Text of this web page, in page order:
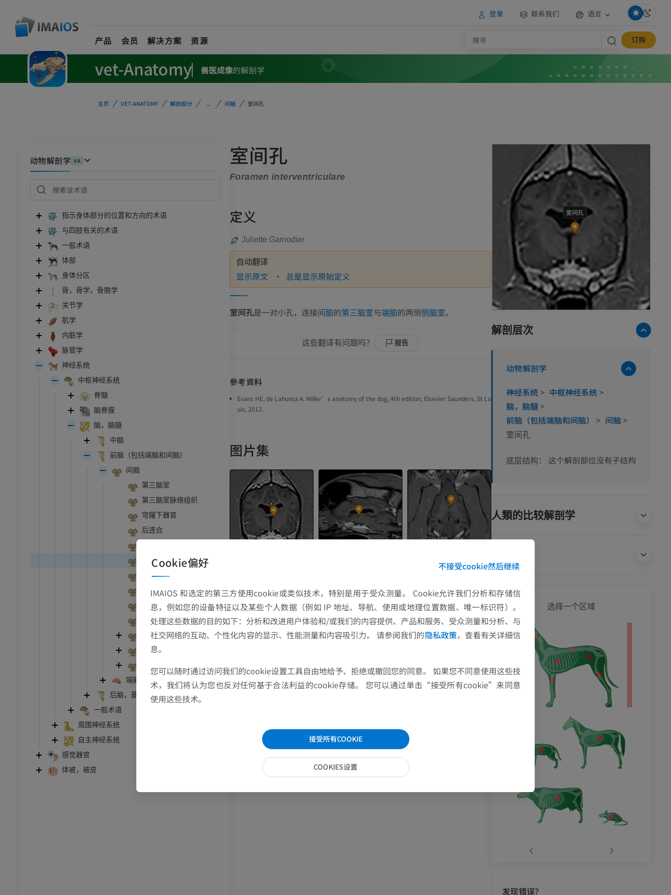
登录 联系我们 语言
产品 会员 解决方案 资源 订购
vet-Anatomy 兽医成像的解剖学
主页 VET-ANATOMY 解剖部分 ... 间脑 室间孔
动物解剖学 VA
指示身体部分的位置和方向的术语
与四肢有关的术语
一般术语
体部
身体分区
骨，骨学，骨骼学
关节学
肌学
内脏学
脉管学
神经系统
中枢神经系统
脊髓
脑脊膜
脑，脑髓
中脑
前脑（包括端脑和间脑）
间脑
第三脑室
第三脑室脉络组织
穹窿下器官
后连合
室间孔
下丘脑沟
丘脑间粘合
视隐窝
神经垂体隐窝[漏斗隐窝]
下丘脑
底丘脑
端脑
后脑，菱脑
一般术语
周围神经系统
自主神经系统
感觉器官
体被，被皮
室间孔
Foramen interventriculare
定义
Juliette Garnodier
自动翻译
显示原文 总是显示原始定义
室间孔是一对小孔，连接间脑的第三脑室与端脑的两侧侧脑室。
这些翻译有问题吗？ 报告
參考資料
Evans HE, de Lahunta A. Miller’s anatomy of the dog, 4th edition, Elsevier Saunders, St Lo
uis, 2012.
图片集
解剖层次
动物解剖学
神经系统> 中枢神经系统>
脑，脑髓>
前脑（包括端脑和间脑） > 间脑 >
室间孔
底层结构： 这个解剖部位没有子结构
人類的比较解剖学
牛：一般解剖学
插画
免費
牛 - 骨学
插画
马
马 - 骨学
插画
马-骨骼学
马腕骨
计算机体层摄影
马 - 肌肉学
老鼠
老鼠-全身
计算机体层摄影
选择一个区域
‹ ›
发现错误？
Cookie偏好 不接受cookie然后继续
IMAIOS 和选定的第三方使用cookie或类似技术，特别是用于受众测量。 Cookie允许我们分析和存储信
息，例如您的设备特征以及某些个人数据（例如 IP 地址、导航、使用或地理位置数据、唯一标识符）。
处理这些数据的目的如下：分析和改进用户体验和/或我们的内容提供、产品和服务、受众测量和分析、与
社交网络的互动、个性化内容的显示、性能测量和内容吸引力。 请参阅我们的隐私政策，查看有关详细信
息。
您可以随时通过访问我们的cookie设置工具自由地给予、拒绝或撤回您的同意。 如果您不同意使用这些技
术，我们将认为您也反对任何基于合法利益的cookie存储。 您可以通过单击“接受所有cookie”来同意
使用这些技术。
接受所有COOKIE
COOKIES设置